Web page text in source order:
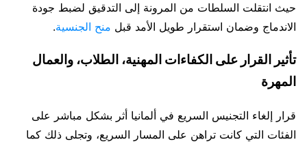
حيث انتقلت السلطات من المرونة إلى التدقيق لضبط جودة
الاندماج وضمان استقرار طويل الأمد قبل منح الجنسية.
تأثير القرار على الكفاءات المهنية، الطلاب، والعمال
المهرة
قرار إلغاء التجنيس السريع في ألمانيا أثر بشكل مباشر على
الفئات التي كانت تراهن على المسار السريع، وتجلى ذلك كما